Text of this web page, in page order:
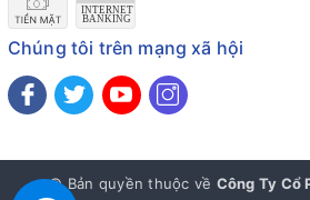
Chúng tôi trên mạng xã hội
© Bản quyền thuộc về Công Ty Cổ